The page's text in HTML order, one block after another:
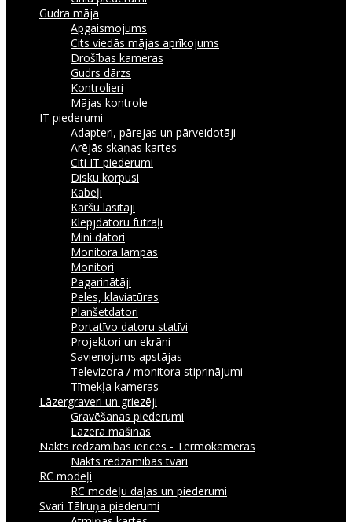
Gudra māja
Apgaismojums
Cits viedās mājas aprīkojums
Drošības kameras
Gudrs dārzs
Kontrolieri
Mājas kontrole
IT piederumi
Adapteri, pārejas un pārveidotāji
Ārējās skaņas kartes
Citi IT piederumi
Disku korpusi
Kabeļi
Karšu lasītāji
Klēpjdatoru futrāļi
Mini datori
Monitora lampas
Monitori
Pagarinātāji
Peles, klaviatūras
Planšetdatori
Portatīvo datoru statīvi
Projektori un ekrāni
Savienojums apstājas
Televizora / monitora stiprinājumi
Tīmekļa kameras
Lāzergraveri un griezēji
Gravēšanas piederumi
Lāzera mašīnas
Nakts redzamības ierīces - Termokameras
Nakts redzamības tvari
RC modeļi
RC modeļu daļas un piederumi
Svari Tālruņa piederumi